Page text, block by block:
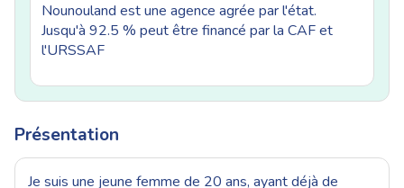
Nounouland est une agence agrée par l'état.
Jusqu'à 92.5 % peut être financé par la CAF et
l'URSSAF
Présentation
Je suis une jeune femme de 20 ans, ayant déjà de